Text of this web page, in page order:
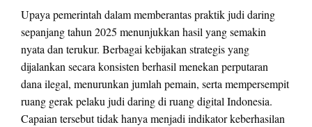
Upaya pemerintah dalam memberantas praktik judi daring
sepanjang tahun 2025 menunjukkan hasil yang semakin
nyata dan terukur. Berbagai kebijakan strategis yang
dijalankan secara konsisten berhasil menekan perputaran
dana ilegal, menurunkan jumlah pemain, serta mempersempit
ruang gerak pelaku judi daring di ruang digital Indonesia.
Capaian tersebut tidak hanya menjadi indikator keberhasilan